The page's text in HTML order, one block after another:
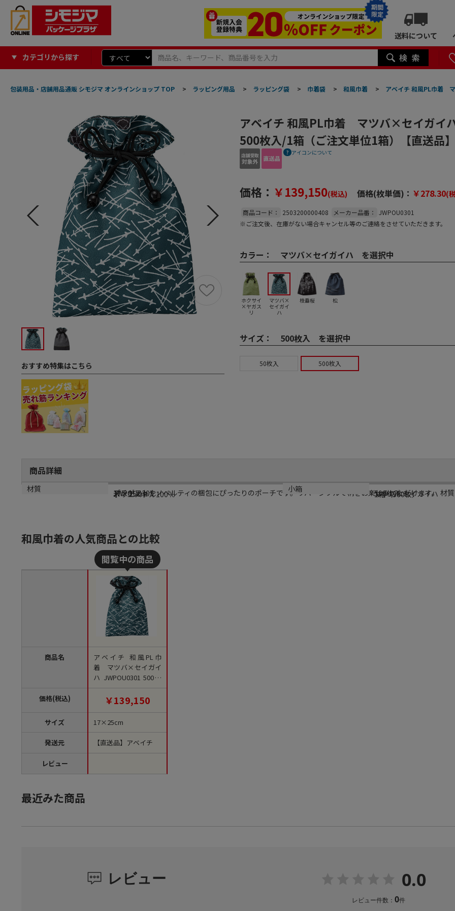
期間
限定
送料について
カテゴリから探す
包装用品・店舗用品通販 シモジマ オンラインショップ TOP > ラッピング用品 > ラッピング袋 > 巾着袋 > 和風巾着 > アベイチ 和風PL巾着
おすすめ特集はこちら
アベイチ 和風PL巾着 マツバ×セイガイ
500枚入/1箱（ご注文単位1箱）【直送品
アイコンについて
価格： ￥139,150(税込) 価格(枚単価)： ￥278.30(
商品コード： 2503200000408 メーカー品番：
JWPOU0301
※ご注文後、在庫がない場合キャンセル等のご連絡をさせていただきます。
カラー： マツバ×セイガイハ を選択中
ホクサイ
×ヤガス
リ
マツバ×
セイガイ
ハ
枝垂桜 松
サイズ： 500枚入 を選択中
50枚入 500枚入
商品詳細
商品説明
プチギフトやノベルティの梱包にぴったりのポーチです。リバーシブルで柄をお楽しみいただけます。 材
メーカー品番
JWPOU0301
規格
500枚入
サイズ
17×25cm
カラー
マツバ×セイガイハ
材質
ポリエステル100％
小箱
1箱（500枚）
和風巾着の人気商品との比較
商品名
価格(税込)
サイズ
発送元
レビュー
アベイチ 和風PL巾
着 マツバ×セイガイ
ハ JWPOU0301 500枚
入/1箱（ご注文単位1
箱）【直送品】
￥139,150
17×25cm
【直送品】アベイチ
最近みた商品
レビュー 0.0
レビュー件数： 0件